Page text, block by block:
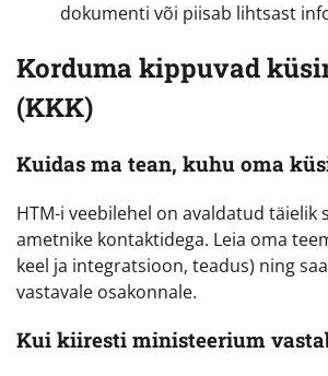
dokumenti või piisab lihtsast
Korduma kippuvad
(KKK)
Kuidas ma tean, kuhu oma
HTM-i veebilehel on avaldatud täielik
ametnike kontaktidega. Leia oma
keel ja integratsioon, teadus) ning
vastavale osakonnale.
Kui kiiresti ministeerium